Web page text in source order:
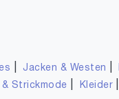
Jacken & Westen
& Strickmode Kleider